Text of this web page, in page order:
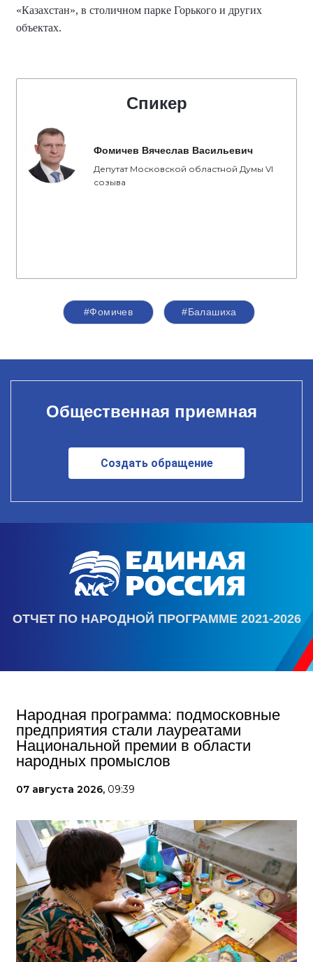
«Казахстан», в столичном парке Горького и других
объектах.
Спикер
Фомичев Вячеслав Васильевич
Депутат Московской областной Думы VI
созыва
#Фомичев #Балашиха
Общественная приемная
Создать обращение
ОТЧЕТ ПО НАРОДНОЙ ПРОГРАММЕ 2021-2026
Народная программа: подмосковные
предприятия стали лауреатами
Национальной премии в области
народных промыслов
07 августа 2026, 09:39